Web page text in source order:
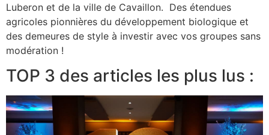
Luberon et de la ville de Cavaillon. Des étendues
agricoles pionnières du développement biologique et
des demeures de style à investir avec vos groupes sans
modération !
TOP 3 des articles les plus lus :